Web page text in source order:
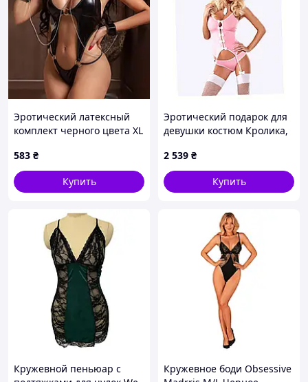
Эротический латексный
комплект черного цвета XL
583 ₴
Купить
Эротический подарок для
девушки костюм Кролика,
2 539 ₴
Купить
Кружевной пеньюар с
Кружевное боди Obsessive